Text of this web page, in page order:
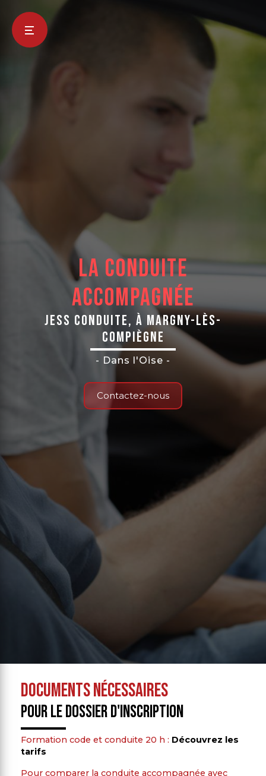
La conduite
accompagnée
Jess Conduite, à Margny-Lès-
Compiègne
- Dans l'Oise -
Contactez-nous
Documents nécessaires
pour le dossier d'inscription
Formation code et conduite 20 h : Découvrez les
tarifs
Pour comparer la conduite accompagnée avec
Panneau de gestion des cookies